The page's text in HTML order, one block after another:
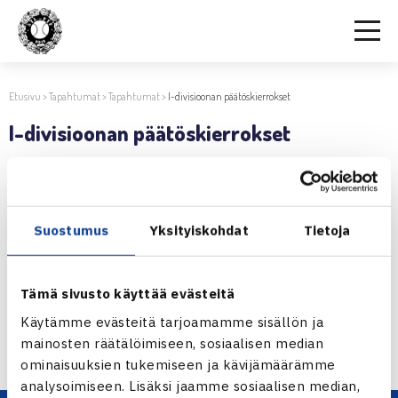
Suostumus Yksityiskohdat Tietoja
Tämä sivusto käyttää evästeitä
Käytämme evästeitä tarjoamamme sisällön ja
mainosten räätälöimiseen, sosiaalisen median
ominaisuuksien tukemiseen ja kävijämäärämme
analysoimiseen. Lisäksi jaamme sosiaalisen median,
Etusivu >Tapahtumat>Tapahtumat> I-divisioonan päätöskierrokset
I-divisioonan päätöskierrokset
Jaa:
← Edellinen
Seuraava uutinen: Tykkimäki Mini- ja… →